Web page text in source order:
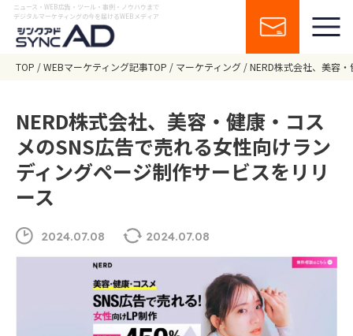
ニュース・WEB広告・ツール・事例・ノウハウまで
デジタルマーケティングの今を届けるWEBメディア
TOP WEBマーケティング記事TOP マーケティング NERD株式会社、美容
NERD株式会社、美容・健康・コス
メのSNS広告で売れる女性向けラン
ディングページ制作サービスをリリ
ース
2024.07.08 2024.07.08